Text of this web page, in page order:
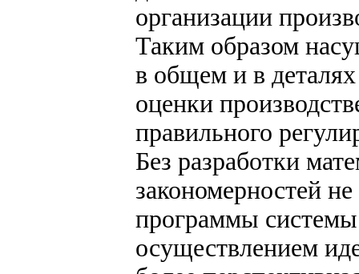
организации
Таким образом
в общем и в
оценки
правильного
Без разработки
закономерностей
программы
осуществлением